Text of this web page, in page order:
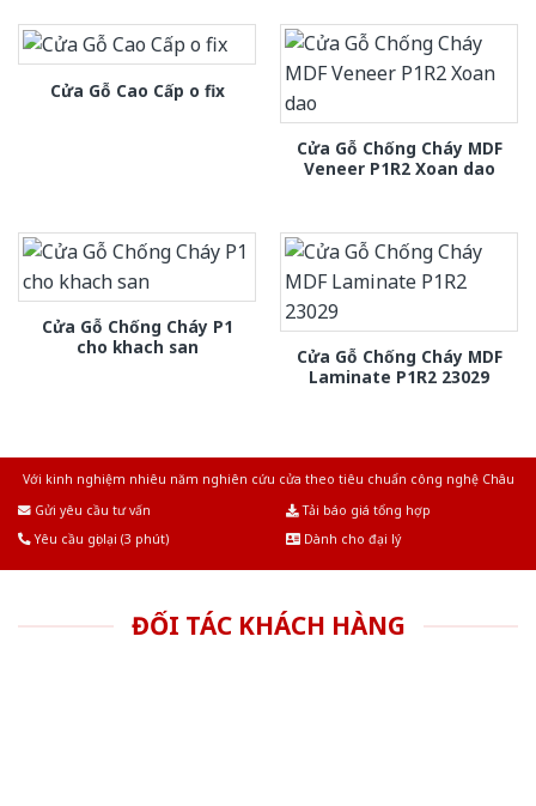
Cửa Gỗ Cao Cấp o fix
Cửa Gỗ Chống Cháy MDF
Veneer P1R2 Xoan dao
Cửa Gỗ Chống Cháy P1
cho khach san
Cửa Gỗ Chống Cháy MDF
Laminate P1R2 23029
Với kinh nghiệm nhiêu năm nghiên cứu cửa theo tiêu chuẩn công nghệ Châu
Gửi yêu cầu tư vấn
Tải báo giá tổng hợp
Yêu cầu gọi lại (3 phút)
Dành cho đại lý
ĐỐI TÁC KHÁCH HÀNG